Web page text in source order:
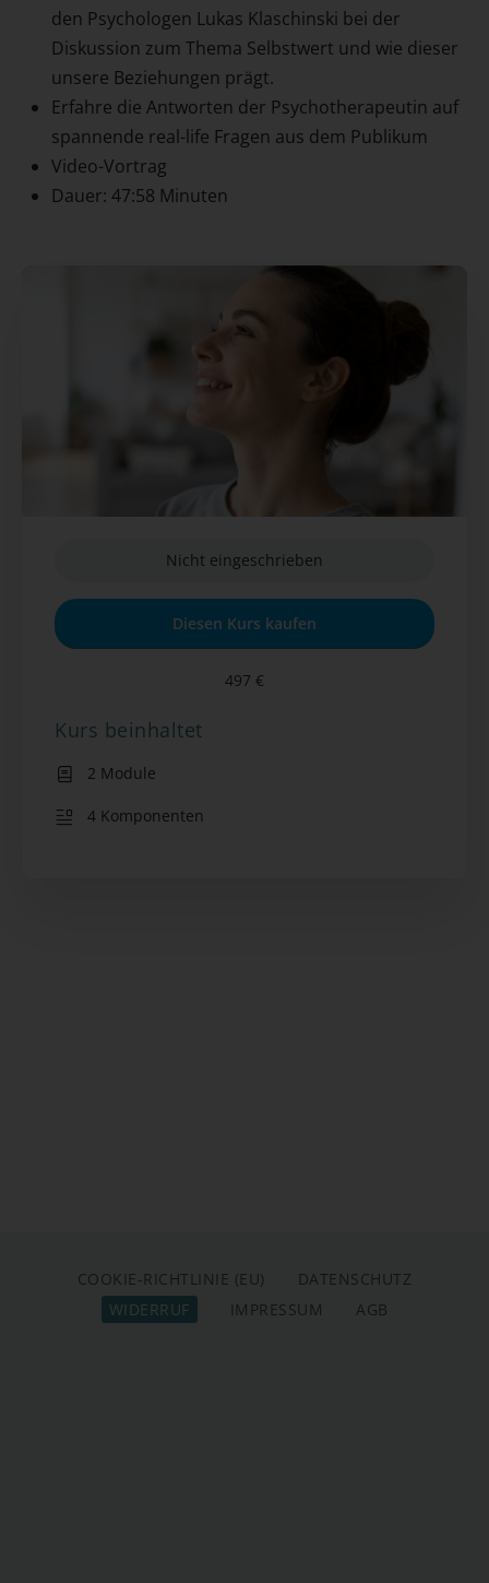
den Psychologen Lukas Klaschinski bei der
Diskussion zum Thema Selbstwert und wie dieser
unsere Beziehungen prägt.
Erfahre die Antworten der Psychotherapeutin auf
spannende real-life Fragen aus dem Publikum
Video-Vortrag
Dauer: 47:58 Minuten
Nicht eingeschrieben
Diesen Kurs kaufen
497 €
Kurs beinhaltet
2 Module
4 Komponenten
COOKIE-RICHTLINIE (EU)
DATENSCHUTZ
WIDERRUF
IMPRESSUM AGB